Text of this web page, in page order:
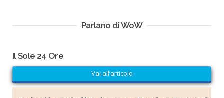
Parlano di WoW
Il Sole 24 Ore
Vai all’articolo